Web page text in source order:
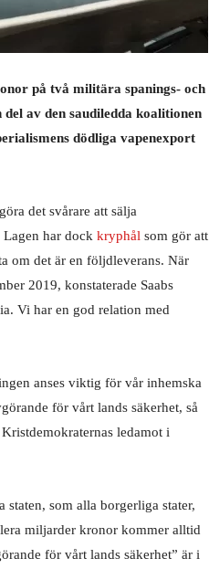
på två militära spanings- och
av den saudiledda koalitionen
dödliga vapenexport
det svårare att sälja
har dock kryphål som gör att
om det är en följdleverans. När
2019, konstaterade Saabs
Vi har en god relation med
anses viktig för vår inhemska
för vårt lands säkerhet, så
ledamot i
som alla borgerliga stater,
miljarder kronor kommer alltid
för vårt lands säkerhet” är i